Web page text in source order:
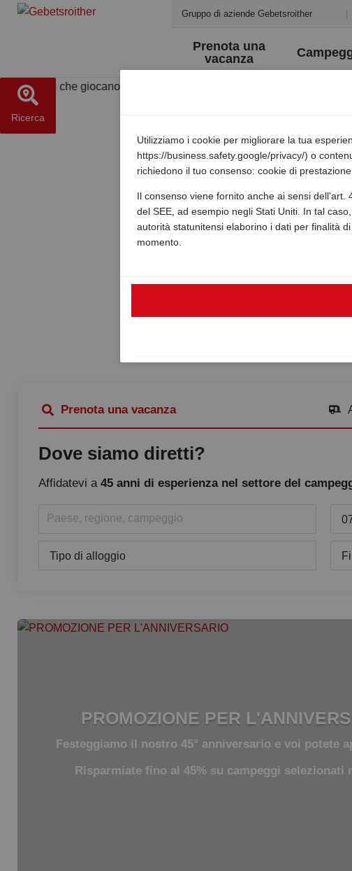
Gruppo di aziende Gebetsroither |
Prenota una
vacanza
Ricerca
Prenota una vacanza
Dove siamo diretti?
Affidatevi a 45 anni di esperienza nel settore del
Paese, regione, campeggio
Tipo di alloggio
PROMOZIONE PER
Festeggiamo il nostro 45° anniversario e voi potete
Risparmiate fino al 45% su campeggi selezionati
Utilizziamo i cookie per migliorare la tua
https://business.safety.google/privacy/) o
richiedono il tuo consenso: cookie di
Il consenso viene fornito anche ai sensi
del SEE, ad esempio negli Stati Uniti. In tal
autorità statunitensi elaborino i dati per finalità
momento.